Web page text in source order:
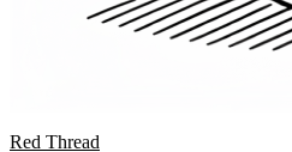
Red Thread